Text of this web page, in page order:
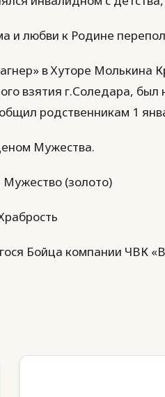
и любви к Родине
в Хуторе Молькина
взятия г.Соледара,
родственникам 1
Мужества.
Мужество (золото)
Бойца компании ЧВК